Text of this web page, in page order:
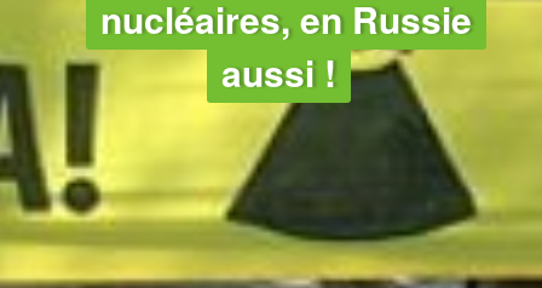
nucléaires, en Russie
aussi !